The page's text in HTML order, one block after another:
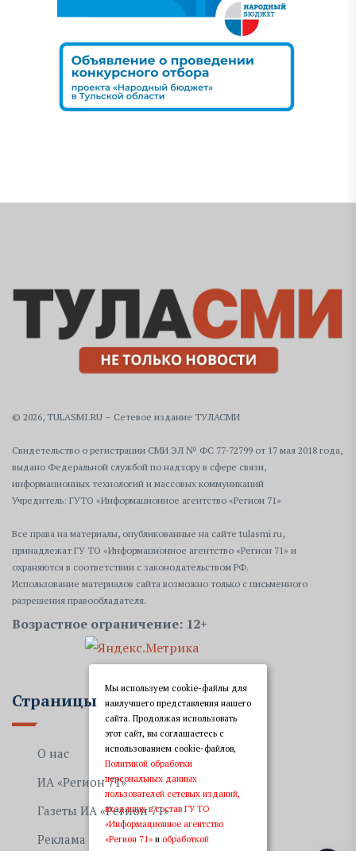
© 2026, TULASMI.RU – Сетевое издание ТУЛАСМИ
Свидетельство о регистрации СМИ ЭЛ № ФС 77-72799 от 17 мая 2018 года,
выдано Федеральной службой по надзору в сфере связи,
информационных технологий и массовых коммуникаций
Учредитель: ГУТО «Информационное агентство «Регион 71»
Все права на материалы, опубликованные на сайте tulasmi.ru,
принадлежат ГУ ТО «Информационное агентство «Регион 71» и
охраняются в соответствии с законодательством РФ.
Использование материалов сайта возможно только с письменного
разрешения правообладателя.
Возрастное ограничение: 12+
Страницы
О нас
ИА «Регион 71»
Газеты ИА «Регион 71»
Реклама
Мы используем cookie-файлы для
наилучшего представления нашего
сайта. Продолжая использовать
этот сайт, вы соглашаетесь с
использованием cookie-файлов,
Политикой обработки
персональных данных
пользователей сетевых изданий,
входящих в состав ГУ ТО
«Информационное агентство
«Регион 71» и обработкой